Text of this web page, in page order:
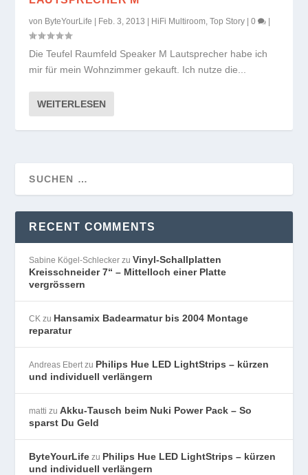
von ByteYourLife | Feb. 3, 2013 | HiFi Multiroom ,Top Story |0 |
Die Teufel Raumfeld Speaker M Lautsprecher habe ich
mir für mein Wohnzimmer gekauft. Ich nutze die...
WEITERLESEN
RECENT COMMENTS
Sabine Kögel-Schlecker zuVinyl-Schallplatten
Kreisschneider 7“ – Mittelloch einer Platte
vergrössern
CK zu Hansamix Badearmatur bis 2004 Montage
reparatur
Andreas Ebert zu Philips Hue LED LightStrips – kürzen
und individuell verlängern
matti zuAkku-Tausch beim Nuki Power Pack – So
sparst Du Geld
ByteYourLife zu Philips Hue LED LightStrips – kürzen
und individuell verlängern